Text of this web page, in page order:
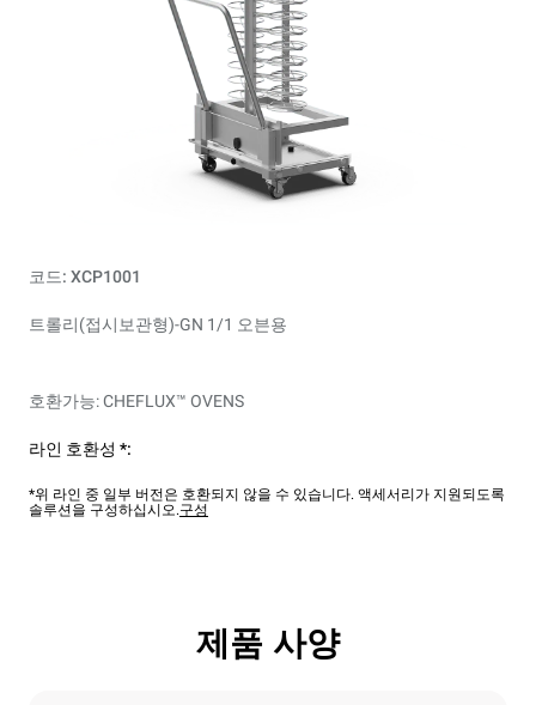
코드: XCP1001
트롤리(접시보관형)-GN 1/1 오븐용
호환가능: CHEFLUX™ OVENS
라인 호환성 *:
*위 라인 중 일부 버전은 호환되지 않을 수 있습니다. 액세서리가 지원되도록
솔루션을 구성하십시오.구성
제품 사양